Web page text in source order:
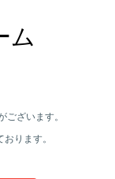
ム
ざいます。
ります。